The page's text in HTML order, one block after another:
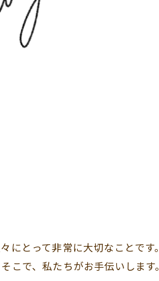
とって非常に大切なことです。
で、私たちがお手伝いします。